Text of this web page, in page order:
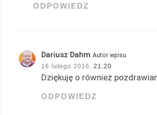
ODPOWIEDZ
Dariusz Dahm Autor wpisu
16 lutego 2016,
21:20
Dziękuję o również
ODPOWIEDZ